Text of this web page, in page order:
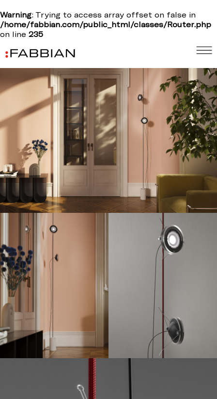
Warning: Trying to access array offset on false in
/home/fabbian.com/public_html/classes/Router.php
on line 235